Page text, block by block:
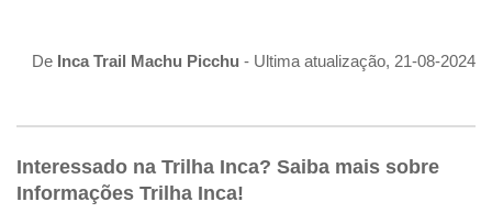
De Inca Trail Machu Picchu - Ultima atualização, 21-08-2024
Interessado na Trilha Inca? Saiba mais sobre
Informações Trilha Inca!